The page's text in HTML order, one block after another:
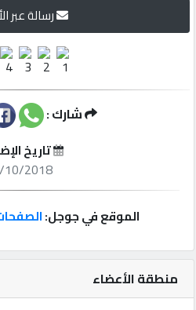
مميزة
إبحث
إعلانات
المنتدى
منطقة الأعضاء
رسالة عبر
شارك :
تاريخ
2018
الموقع في جوجل: